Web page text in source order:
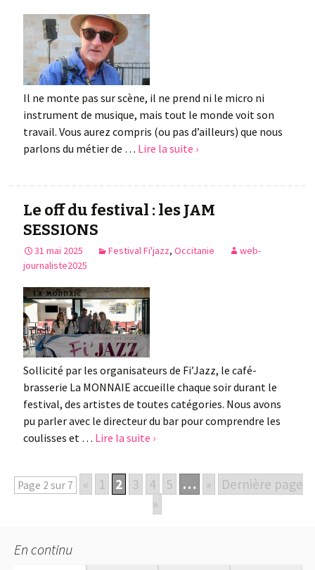
Il ne monte pas sur scène, il ne prend ni le micro ni
instrument de musique, mais tout le monde voit son
travail. Vous aurez compris (ou pas d’ailleurs) que nous
parlons du métier de … Lire la suite ›
Le off du festival : les JAM
SESSIONS
31 mai 2025 Festival Fi'jazz,Occitanie
web-
journaliste2025
Sollicité par les organisateurs de Fi’Jazz, le café-
brasserie La MONNAIE accueille chaque soir durant le
festival, des artistes de toutes catégories. Nous avons
pu parler avec le directeur du bar pour comprendre les
coulisses et … Lire la suite ›
Page 2 sur 7 « 1 2 3 4 5 … »
Dernière page
»
En continu